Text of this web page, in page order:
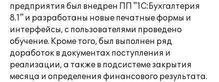
предприятия был внедрен ПП "1С:Бухгалтерия
8.1" и разработаны новые печатные формы и
интерфейсы, с пользователями проведено
обучение. Кроме того, был выполнен ряд
доработок в документах поступления и
реализации, а также в подсистеме закрытия
месяца и определения финансового результата.